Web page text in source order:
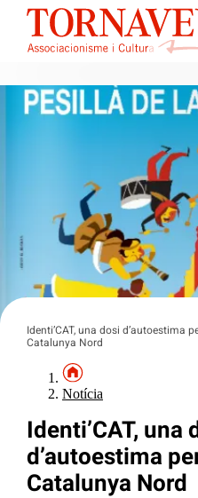
Identi’CAT, una dosi d’autoestima
Catalunya Nord
Notícia
Identi’CAT, una
d’autoestima
Catalunya Nord